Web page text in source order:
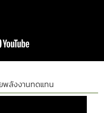
พลังงานทดแทน